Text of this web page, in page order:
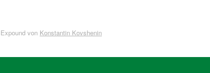
von Konstantin Kovshenin